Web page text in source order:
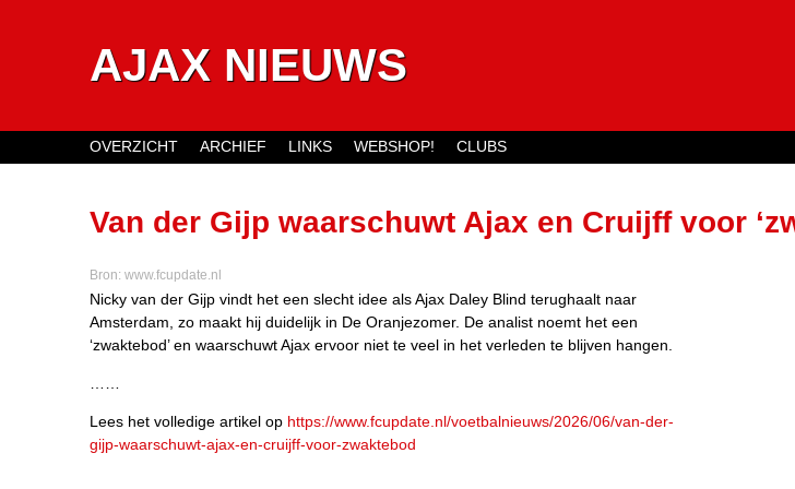
AJAX NIEUWS
Van der Gijp waarschuwt Ajax en Cruijff voor
Bron: www.fcupdate.nl
Nicky van der Gijp vindt het een slecht idee als Ajax Daley Blind terughaalt naar
Amsterdam, zo maakt hij duidelijk in De Oranjezomer. De analist noemt het een
‘zwaktebod’ en waarschuwt Ajax ervoor niet te veel in het verleden te blijven hangen.
Lees het volledige artikel op https://www.fcupdate.nl/voetbalnieuws/2026/06/van-der-
gijp-waarschuwt-ajax-en-cruijff-voor-zwaktebod
OVERZICHT ARCHIEF LINKS WEBSHOP! CLUBS